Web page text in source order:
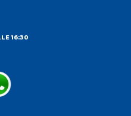
16:30